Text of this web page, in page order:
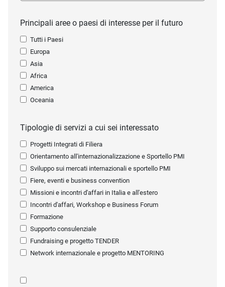
Principali aree o paesi di interesse per il futuro
Tutti i Paesi
Europa
Asia
Africa
America
Oceania
Tipologie di servizi a cui sei interessato
Progetti Integrati di Filiera
Orientamento all'internazionalizzazione e Sportello PMI
Sviluppo sui mercati internazionali e sportello PMI
Fiere, eventi e business convention
Missioni e incontri d'affari in Italia e all'estero
Incontri d'affari, Workshop e Business Forum
Formazione
Supporto consulenziale
Fundraising e progetto TENDER
Network internazionale e progetto MENTORING